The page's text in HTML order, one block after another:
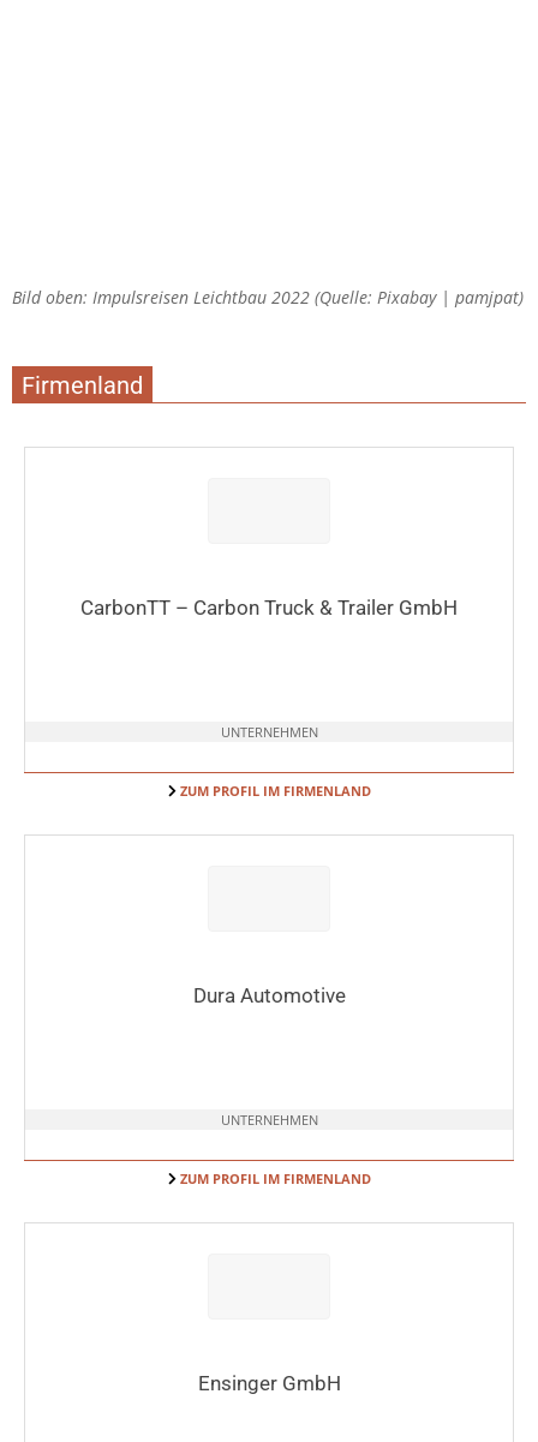
Bild oben: Impulsreisen Leichtbau 2022 (Quelle: Pixabay | pamjpat)
Firmenland
CarbonTT – Carbon Truck & Trailer GmbH
UNTERNEHMEN
ZUM PROFIL IM FIRMENLAND
Dura Automotive
UNTERNEHMEN
ZUM PROFIL IM FIRMENLAND
Ensinger GmbH